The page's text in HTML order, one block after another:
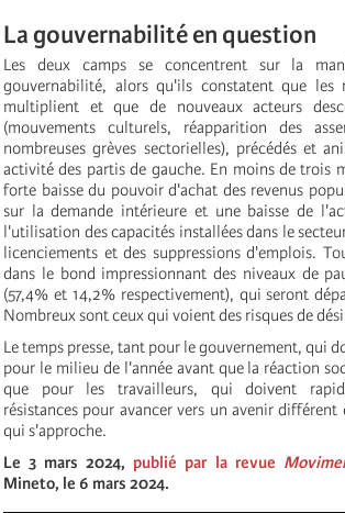
La gouvernabilité en question
Les deux camps se concentrent sur la
gouvernabilité, alors qu'ils constatent que les
multiplient et que de nouveaux acteurs
(mouvements culturels, réapparition des
nombreuses grèves sectorielles), précédés et
activité des partis de gauche. En moins de trois
forte baisse du pouvoir d'achat des revenus
sur la demande intérieure et une baisse de
l'utilisation des capacités installées dans le
licenciements et des suppressions d'emplois.
dans le bond impressionnant des niveaux de
(57,4% et 14,2% respectivement), qui seront
Nombreux sont ceux qui voient des risques de
Le temps presse, tant pour le gouvernement, qui
pour le milieu de l'année avant que la réaction
que pour les travailleurs, qui doivent
résistances pour avancer vers un avenir différent
qui s'approche.
Le 3 mars 2024, publié par la revue
Mineto, le 6 mars 2024.